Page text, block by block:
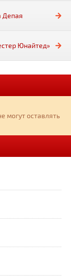
Депая
Юнайтед»
могут оставлять